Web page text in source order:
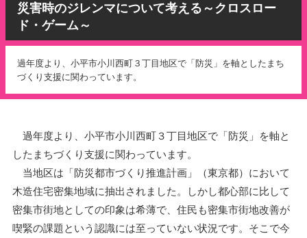
災害時のジレンマについて考える～クロスロー
ド・ゲーム～
過年度より、小平市小川西町３丁目地区で「防災」を軸としたまち
づくり支援に関わっています。
過年度より、小平市小川西町３丁目地区で「防災」を軸と
したまちづくり支援に関わっています。
当地区は「防災都市づくり推進計画」（東京都）において
木造住宅密集地域に抽出されました。しかし都心部に比して
密集市街地としての印象は希薄で、住民も密集市街地改善が
喫緊の課題という認識には至っていない状況です。そこで今